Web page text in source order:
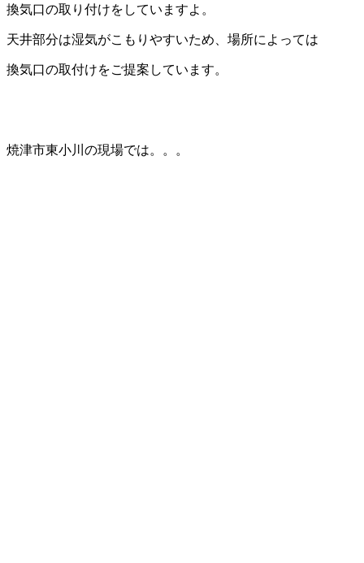
換気口の取り付けをしていますよ。
天井部分は湿気がこもりやすいため、場所によっては
換気口の取付けをご提案しています。
焼津市東小川の現場では。。。